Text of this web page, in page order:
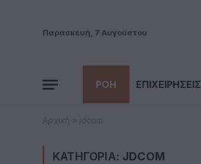
Παρασκευή, 7 Αυγούστου
ΡΟΗ ΕΠΙΧΕΙΡΗΣΕΙΣ
Αρχική
ΚΑΤΗΓΟΡΙΑ: JDCOM